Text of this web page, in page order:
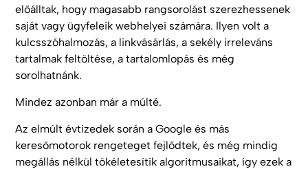
előálltak, hogy magasabb rangsorolást szerezhessenek
saját vagy ügyfeleik webhelyei számára. Ilyen volt a
kulcsszóhalmozás, a linkvásárlás, a sekély irreleváns
tartalmak feltöltése, a tartalomlopás és még
sorolhatnánk.
Mindez azonban már a múlté.
Az elmúlt évtizedek során a Google és más
keresőmotorok rengeteget fejlődtek, és még mindig
megállás nélkül tökéletesítik algoritmusaikat, így ezek a